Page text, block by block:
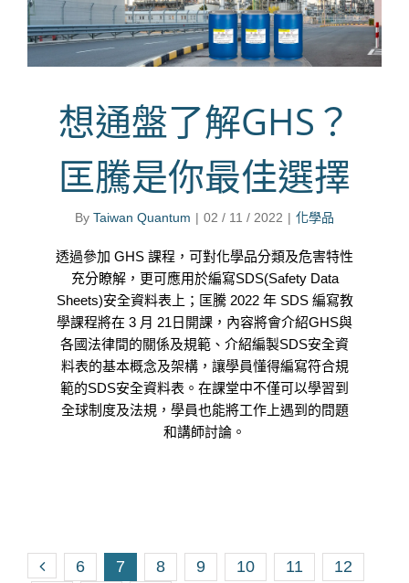
想通盤了解GHS？
匡騰是你最佳選擇
By Taiwan Quantum | 02 / 11 / 2022 | 化學品
透過參加 GHS 課程，可對化學品分類及危害特性
充分瞭解，更可應用於編寫SDS(Safety Data
Sheets)安全資料表上；匡騰 2022 年 SDS 編寫教
學課程將在 3 月 21日開課，內容將會介紹GHS與
各國法律間的關係及規範、介紹編製SDS安全資
料表的基本概念及架構，讓學員懂得編寫符合規
範的SDS安全資料表。在課堂中不僅可以學習到
全球制度及法規，學員也能將工作上遇到的問題
和講師討論。
6 7 8 9 10 11 12